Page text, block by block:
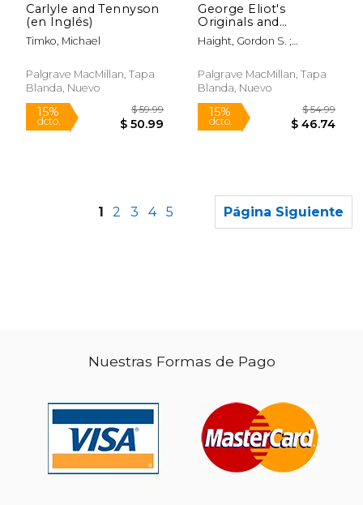
Carlyle and Tennyson
(en Inglés)
Timko, Michael
Palgrave MacMillan, Tapa
Blanda, Nuevo
George Eliot's
Originals and
Contemporaries:
Essays in Victorian
Biography (en Inglés)
Haight, Gordon S. ;
Palgrave MacMillan, Tapa
Blanda, Nuevo
1 2 3 4 5 Página Siguiente
Nuestras Formas de Pago